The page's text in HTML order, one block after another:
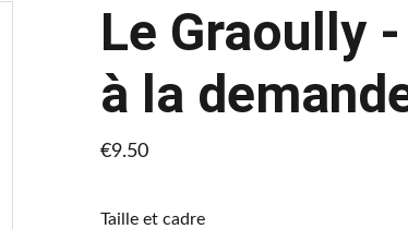
Le Graoully
à la
€9.50
Taille et cadre